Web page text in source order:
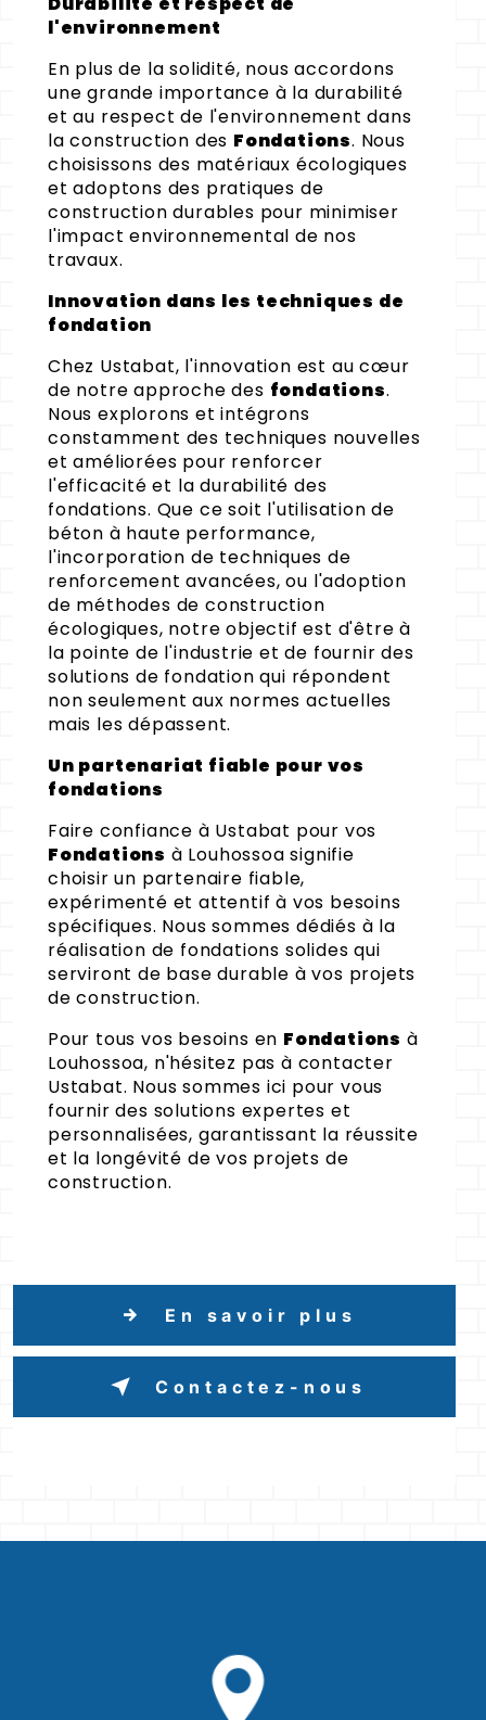
l'environnement
En plus de la solidité, nous accordons
une grande importance à la durabilité
et au respect de l'environnement dans
la construction des Fondations. Nous
choisissons des matériaux écologiques
et adoptons des pratiques de
construction durables pour minimiser
l'impact environnemental de nos
travaux.
Innovation dans les techniques de
fondation
Chez Ustabat, l'innovation est au cœur
de notre approche des fondations.
Nous explorons et intégrons
constamment des techniques nouvelles
et améliorées pour renforcer
l'efficacité et la durabilité des
fondations. Que ce soit l'utilisation de
béton à haute performance,
l'incorporation de techniques de
renforcement avancées, ou l'adoption
de méthodes de construction
écologiques, notre objectif est d'être à
la pointe de l'industrie et de fournir des
solutions de fondation qui répondent
non seulement aux normes actuelles
mais les dépassent.
Un partenariat fiable pour vos
fondations
Faire confiance à Ustabat pour vos
Fondations à Louhossoa signifie
choisir un partenaire fiable,
expérimenté et attentif à vos besoins
spécifiques. Nous sommes dédiés à la
réalisation de fondations solides qui
serviront de base durable à vos projets
de construction.
Pour tous vos besoins en Fondations à
Louhossoa, n'hésitez pas à contacter
Ustabat. Nous sommes ici pour vous
fournir des solutions expertes et
personnalisées, garantissant la réussite
et la longévité de vos projets de
construction.
En savoir plus
Contactez-nous